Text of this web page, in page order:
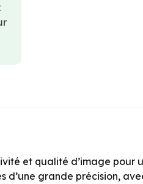
et qualité d’image pour
d’une grande précision,